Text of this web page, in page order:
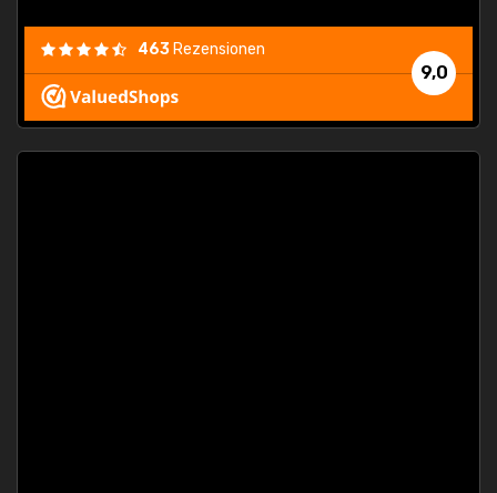
9,0
463 Rezensionen